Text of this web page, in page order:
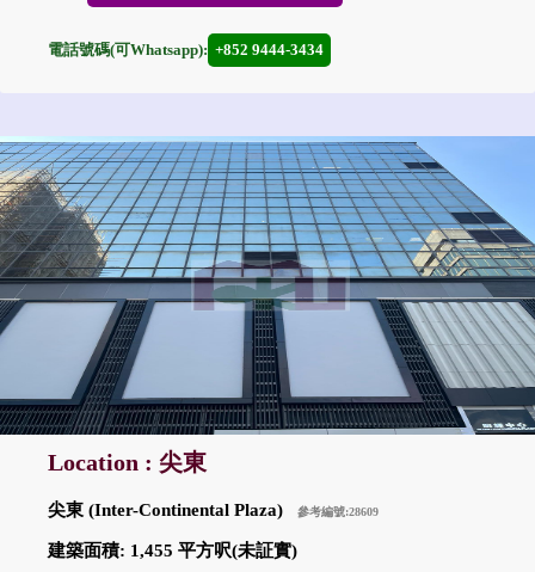
電話號碼(可Whatsapp): +852 9444-3434
Location : 尖東
尖東 (Inter-Continental Plaza) 參考編號:28609
建築面積: 1,455 平方呎(未証實)